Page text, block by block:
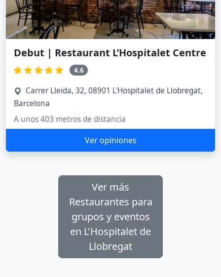
Debut | Restaurant L’Hospitalet Centre
4.6
Carrer Lleida, 32, 08901 L'Hospitalet de Llobregat,
Barcelona
A unos 403 metros de distancia
Ver opiniones
Ver más
Restaurantes para
grupos y eventos
en L'Hospitalet de
Llobregat